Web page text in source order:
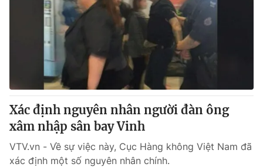
Xác định nguyên nhân người đàn ông
xâm nhập sân bay Vinh
VTV.vn - Về sự việc này, Cục Hàng không Việt Nam đã
xác định một số nguyên nhân chính.